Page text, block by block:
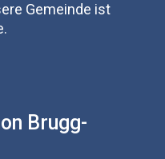
Gemeinde ist
Brugg-